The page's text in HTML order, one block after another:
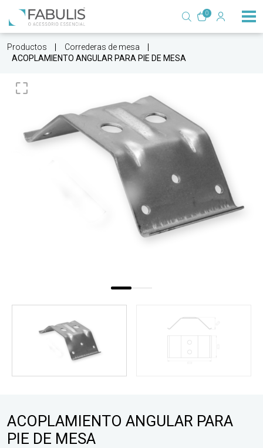
0
Productos
Correderas de mesa
ACOPLAMIENTO ANGULAR PARA PIE DE MESA
ACOPLAMIENTO ANGULAR PARA
PIE DE MESA